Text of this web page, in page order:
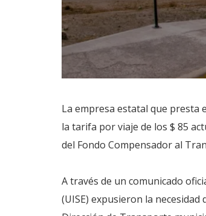
La empresa estatal que presta
la tarifa por viaje de los $ 85
del Fondo Compensador al
A través de un comunicado
(UISE) expusieron la